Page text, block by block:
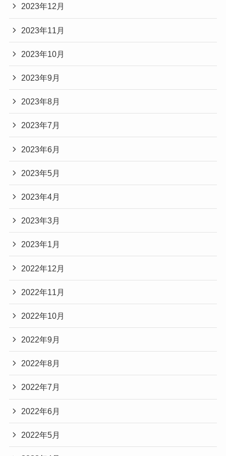
2023年12月
2023年11月
2023年10月
2023年9月
2023年8月
2023年7月
2023年6月
2023年5月
2023年4月
2023年3月
2023年1月
2022年12月
2022年11月
2022年10月
2022年9月
2022年8月
2022年7月
2022年6月
2022年5月